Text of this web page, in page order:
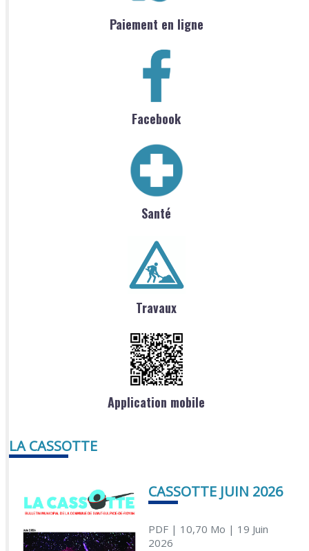
Paiement en ligne
Facebook
Santé
Travaux
Application mobile
LA CASSOTTE
CASSOTTE JUIN 2026
PDF| 10,70 Mo | 19 Juin
2026